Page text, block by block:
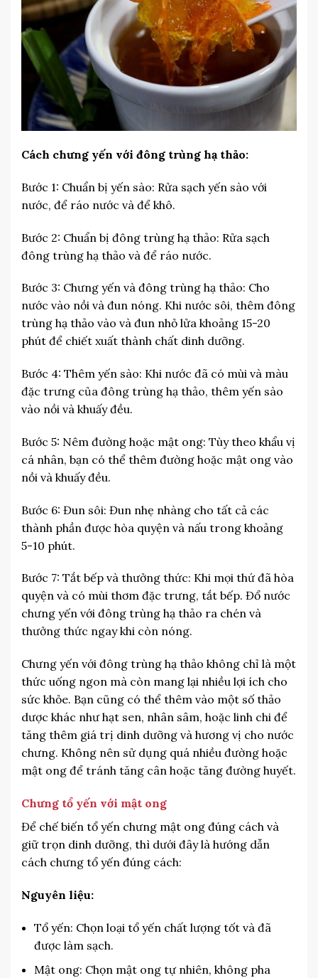
Cách chưng yến với đông trùng hạ thảo:
Bước 1: Chuẩn bị yến sào: Rửa sạch yến sào với
nước, để ráo nước và để khô.
Bước 2: Chuẩn bị đông trùng hạ thảo: Rửa sạch
đông trùng hạ thảo và để ráo nước.
Bước 3: Chưng yến và đông trùng hạ thảo: Cho
nước vào nồi và đun nóng. Khi nước sôi, thêm đông
trùng hạ thảo vào và đun nhỏ lửa khoảng 15-20
phút để chiết xuất thành chất dinh dưỡng.
Bước 4: Thêm yến sào: Khi nước đã có mùi và màu
đặc trưng của đông trùng hạ thảo, thêm yến sào
vào nồi và khuấy đều.
Bước 5: Nêm đường hoặc mật ong: Tùy theo khẩu vị
cá nhân, bạn có thể thêm đường hoặc mật ong vào
nồi và khuấy đều.
Bước 6: Đun sôi: Đun nhẹ nhàng cho tất cả các
thành phần được hòa quyện và nấu trong khoảng
5-10 phút.
Bước 7: Tắt bếp và thưởng thức: Khi mọi thứ đã hòa
quyện và có mùi thơm đặc trưng, tắt bếp. Đổ nước
chưng yến với đông trùng hạ thảo ra chén và
thưởng thức ngay khi còn nóng.
Chưng yến với đông trùng hạ thảo không chỉ là một
thức uống ngon mà còn mang lại nhiều lợi ích cho
sức khỏe. Bạn cũng có thể thêm vào một số thảo
dược khác như hạt sen, nhân sâm, hoặc linh chi để
tăng thêm giá trị dinh dưỡng và hương vị cho nước
chưng. Không nên sử dụng quá nhiều đường hoặc
mật ong để tránh tăng cân hoặc tăng đường huyết.
Chưng tổ yến với mật ong
Để chế biến tổ yến chưng mật ong đúng cách và
giữ trọn dinh dưỡng, thì dưới đây là hướng dẫn
cách chưng tổ yến đúng cách:
Nguyên liệu:
Tổ yến: Chọn loại tổ yến chất lượng tốt và đã
được làm sạch.
Mật ong: Chọn mật ong tự nhiên, không pha